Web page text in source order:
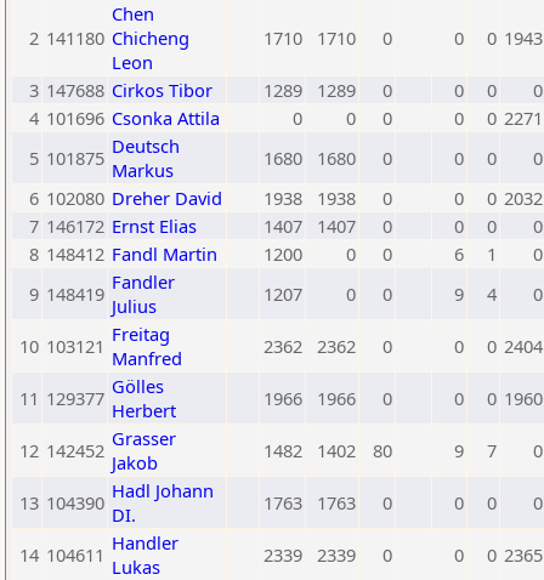
2 141180
Chen
Chicheng
Leon
1710 1710 0 0 0 1943
3 147688 Cirkos Tibor 1289 1289 0 0 0
0
4 101696 Csonka Attila 0 0 0 0 0 2271
5 101875 Deutsch
Markus
1680 1680 0 0 0
0
6 102080 Dreher David 1938 1938 0 0 0 2032
7 146172 Ernst Elias 1407 1407 0 0 0
0
8 148412 Fandl Martin 1200 0 0 6 1
0
9 148419 Fandler
Julius
1207 0 0 9 4 0
10 103121 Freitag
Manfred
2362 2362 0 0 0 2404
11 129377 Gölles
Herbert
1966 1966 0 0 0 1960
12 142452 Grasser
Jakob
1482 1402 80 9 7 0
13 104390 Hadl Johann
DI.
1763 1763 0 0 0 0
14 104611 Handler
Lukas
2339 2339 0 0 0 2365